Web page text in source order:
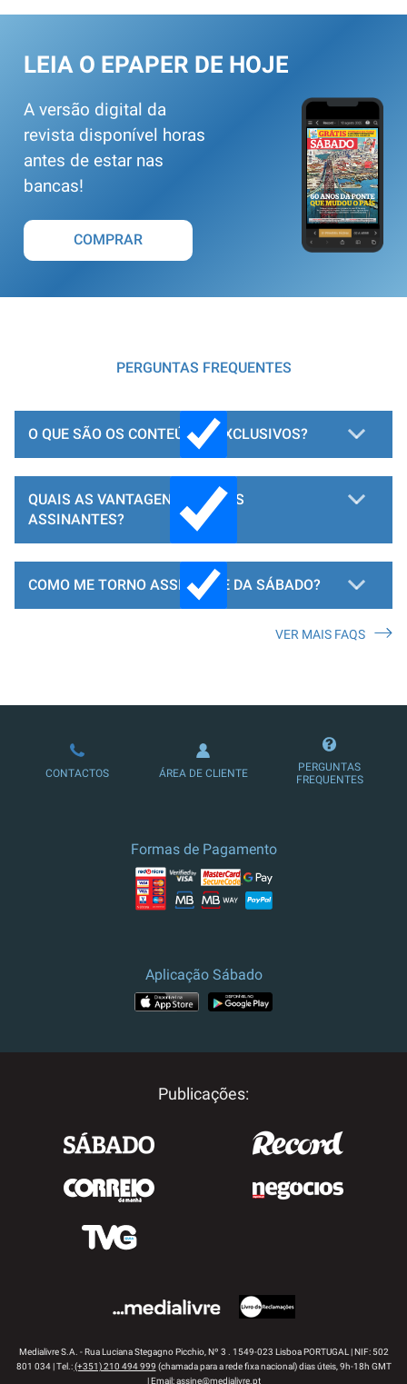
LEIA O EPAPER DE HOJE
A versão digital da
revista disponível horas
antes de estar nas
bancas!
COMPRAR
PERGUNTAS FREQUENTES
O QUE SÃO OS CONTEÚDOS EXCLUSIVOS?
QUAIS AS VANTAGENS PARA OS
ASSINANTES?
COMO ME TORNO ASSINANTE DA SÁBADO?
LOJA DE ASSINATURAS
VER MAIS FAQS
CONTACTOS ÁREA DE CLIENTE
PERGUNTAS
FREQUENTES
Formas de Pagamento
Aplicação Sábado
Publicações:
Medialivre S.A. - Rua Luciana Stegagno Picchio, Nº 3 . 1549-023 Lisboa PORTUGAL | NIF: 502
801 034 | Tel.:(+351) 210 494 999 (chamada para a rede fixa nacional) dias úteis, 9h-18h GMT
| Email:assine@medialivre.pt